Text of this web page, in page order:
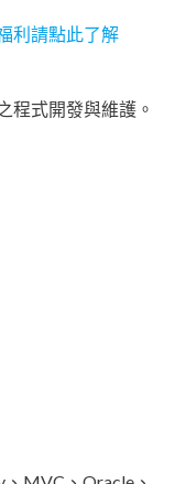
利請點此了解
程式開發與維護。